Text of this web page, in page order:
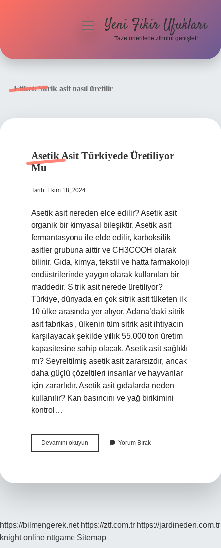
menüyüYeni Fikir Ufukları
Taze önerilerle zihnini genişlet!
Etiket:Sitrik asit nasıl üretilir
Asetik Asit Türkiyede Üretiliyor
Mu
Tarih: Ekim 18, 2024
Asetik asit nereden elde edilir? Asetik asit
organik bir kimyasal bileşiktir. Asetik asit
fermantasyonu ile elde edilir, karboksilik
asitler grubuna aittir ve CH3COOH olarak
bilinir. Gıda, kimya, tekstil ve hatta farmakoloji
endüstrilerinde yaygın olarak kullanılan bir
maddedir. Sitrik asit nerede üretiliyor?
Türkiye, dünyada en çok sitrik asit tüketen ilk
10 ülke arasında yer alıyor. Adana’daki sitrik
asit fabrikası, ülkenin tüm sitrik asit ihtiyacını
karşılayacak şekilde yıllık 55.000 ton üretim
kapasitesine sahip olacak. Asetik asit sağlıklı
mı? Seyreltilmiş asetik asit zararsızdır, ancak
daha güçlü çözeltileri insanlar ve hayvanlar
için zararlıdır. Asetik asit gıdalarda neden
kullanılır? Kan basıncını ve yağ birikimini
kontrol…
Devamını okuyun
Asit
Yorum Bırak
https://bilmengerek.net https://ztf.com.tr https://jardineden.com.tr
knight online nttgame Sitemap